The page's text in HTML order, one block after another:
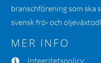
branschförening som ska
svensk frö- och
MER INFO
Integritetspolicy